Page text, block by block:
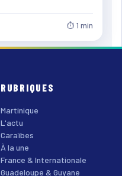
⏱ 1 min
RUBRIQUES
Martinique
L'actu
Caraïbes
À la une
France & Internationale
Guadeloupe & Guyane